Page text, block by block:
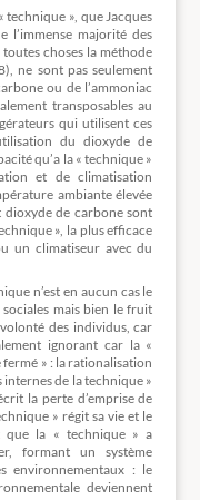
technique », que Jacques
l’immense majorité des
choses la méthode
ne sont pas seulement
ou de l’ammoniac
transposables au
qui utilisent ces
du dioxyde de
qu’a la « technique »
et de climatisation
ambiante élevée
dioxyde de carbone sont
», la plus efficace
un climatiseur avec du
n’est en aucun cas le
mais bien le fruit
des individus, car
ignorant car la «
» : la rationalisation
internes de la technique »
la perte d’emprise de
» régit sa vie et le
que la « technique » a
formant un système
environnementaux : le
deviennent